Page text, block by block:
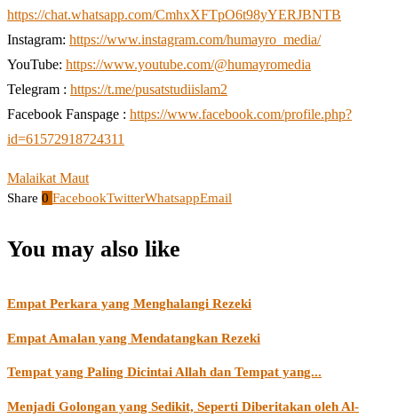
https://chat.whatsapp.com/CmhxXFTpO6t98yYERJBNTB
Instagram: https://www.instagram.com/humayro_media/
YouTube: https://www.youtube.com/@humayromedia
Telegram : https://t.me/pusatstudiislam2
Facebook Fanspage : https://www.facebook.com/profile.php?
id=61572918724311
Malaikat Maut
Share 0 FacebookTwitterWhatsappEmail
You may also like
Empat Perkara yang Menghalangi Rezeki
Empat Amalan yang Mendatangkan Rezeki
Tempat yang Paling Dicintai Allah dan Tempat yang...
Menjadi Golongan yang Sedikit, Seperti Diberitakan oleh Al-